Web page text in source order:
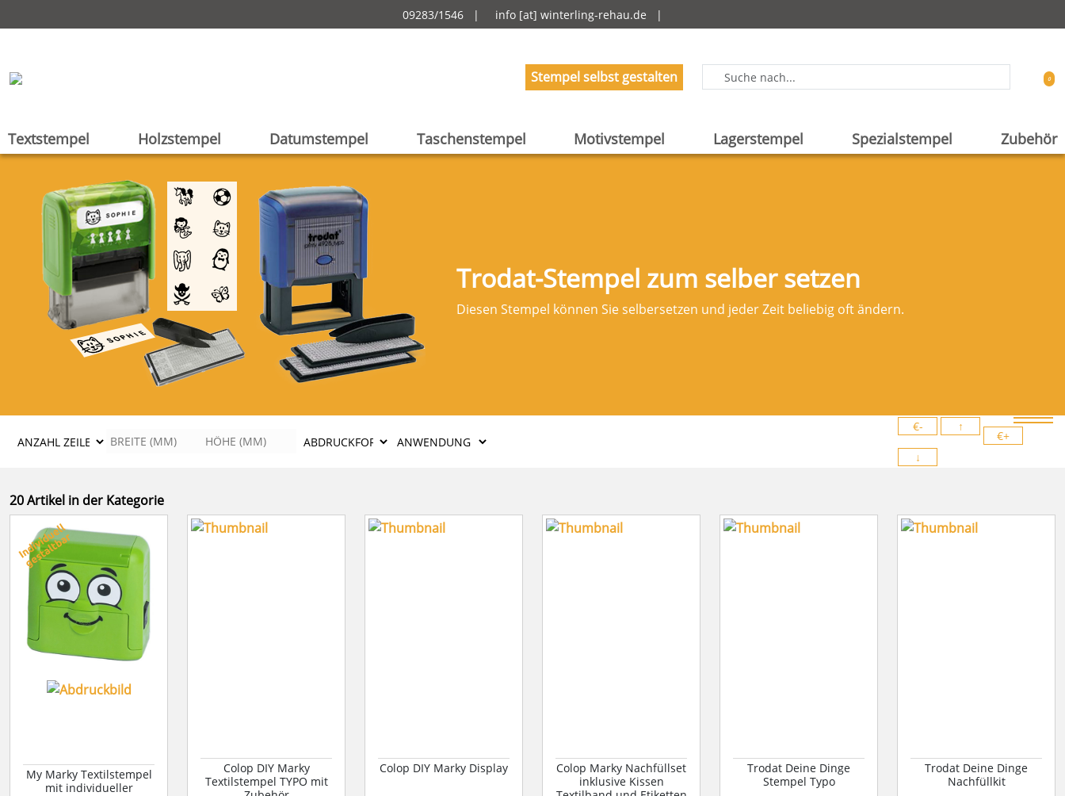
09283/1546 | info [at] winterling-rehau.de |
Stempel selbst gestalten 0
Textstempel Holzstempel Datumstempel Taschenstempel Motivstempel Lagerstempel Spezialstempel Zubehör
Trodat-Stempel zum selber setzen
Diesen Stempel können Sie selbersetzen und jeder Zeit beliebig oft ändern.
€- ↑
€+
↓
20 Artikel in der Kategorie
My Marky Textilstempel
mit individueller
Colop DIY Marky
Textilstempel TYPO mit
Colop DIY Marky Display
Colop Marky Nachfüllset
inklusive Kissen
Trodat Deine Dinge
Stempel Typo
Trodat Deine Dinge
Nachfüllkit